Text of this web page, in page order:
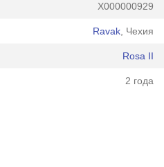
X000000929
Ravak , Чехия
Rosa II
2 года